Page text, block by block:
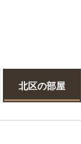
北区の部屋